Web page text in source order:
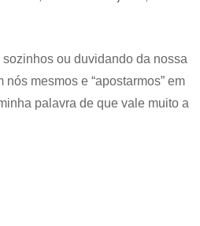
ou duvidando da nossa
mesmos e “apostarmos” em
palavra de que vale muito a